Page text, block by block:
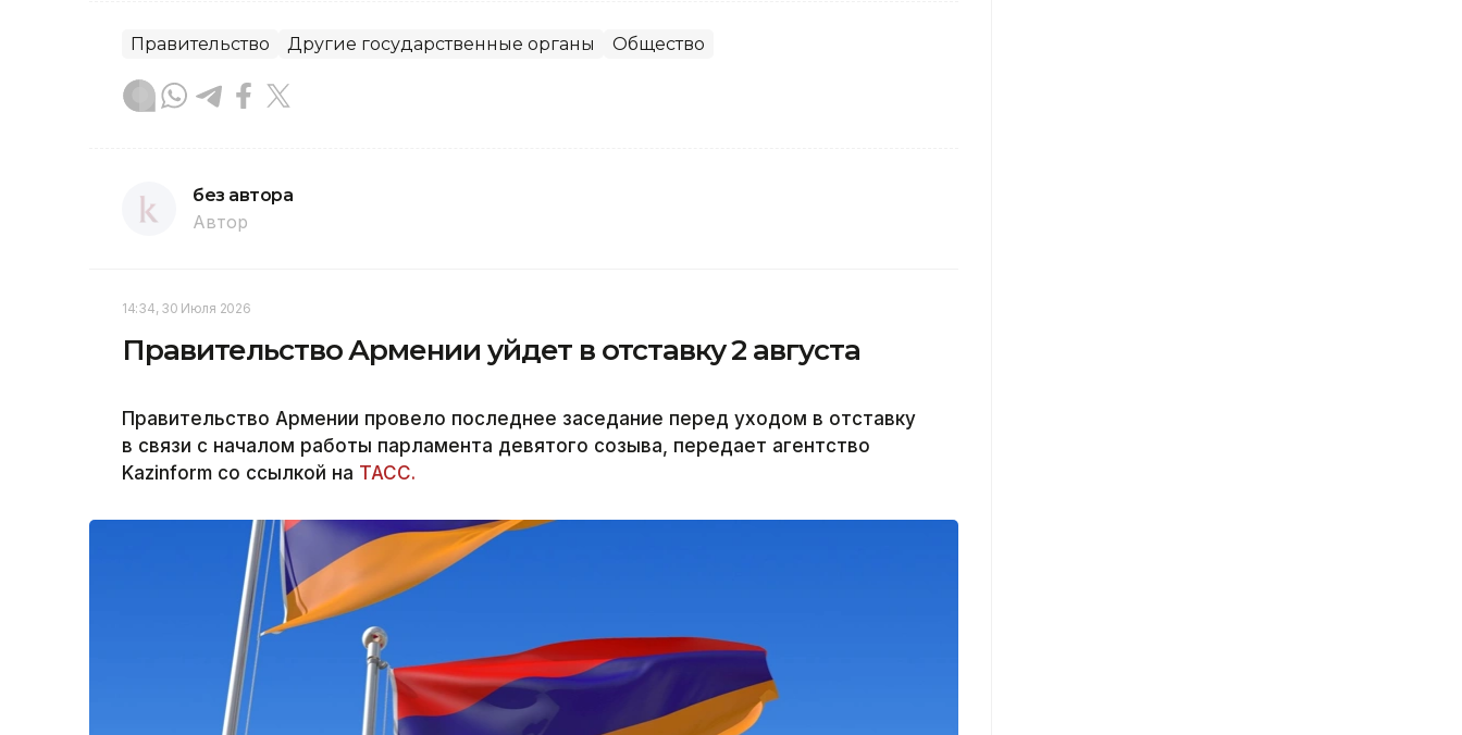
Правительство Другие государственные органы Общество
без автора
Автор
14:34, 30 Июля 2026
Правительство Армении уйдет в отставку 2 августа
Правительство Армении провело последнее заседание перед уходом в отставку
в связи с началом работы парламента девятого созыва, передает агентство
Kazinform со ссылкой на ТАСС.